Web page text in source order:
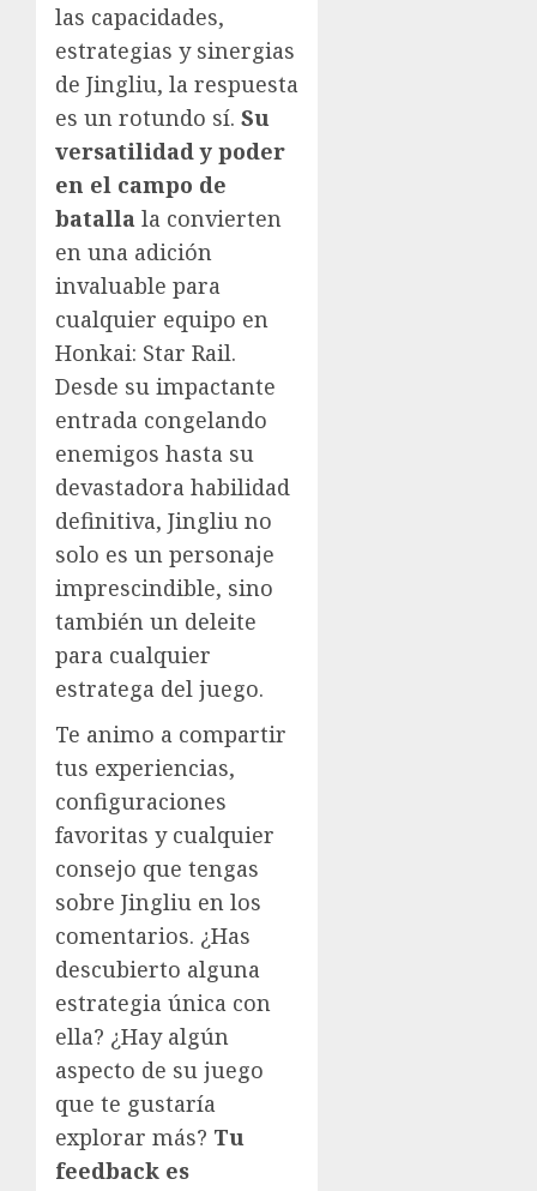
las capacidades,
estrategias y sinergias
de Jingliu, la respuesta
es un rotundo sí. Su
versatilidad y poder
en el campo de
batalla la convierten
en una adición
invaluable para
cualquier equipo en
Honkai: Star Rail.
Desde su impactante
entrada congelando
enemigos hasta su
devastadora habilidad
definitiva, Jingliu no
solo es un personaje
imprescindible, sino
también un deleite
para cualquier
estratega del juego.
Te animo a compartir
tus experiencias,
configuraciones
favoritas y cualquier
consejo que tengas
sobre Jingliu en los
comentarios. ¿Has
descubierto alguna
estrategia única con
ella? ¿Hay algún
aspecto de su juego
que te gustaría
explorar más? Tu
feedback es